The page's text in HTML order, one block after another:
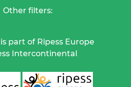
Other filters:
part of Ripess Europe
Intercontinental